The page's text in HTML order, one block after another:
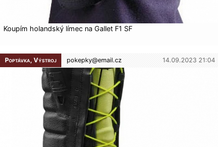
Koupím holandský límec na Gallet F1 SF
Poptávka, Výstroj pokepky@email.cz 14.09.2023 21:04